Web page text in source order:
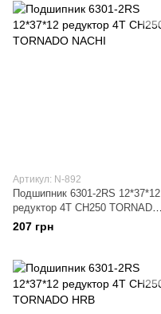
Артикул: N-892
Подшипник 6301-2RS 12*37*12
редуктор 4T CH250 TORNADO
NACHI
207 грн